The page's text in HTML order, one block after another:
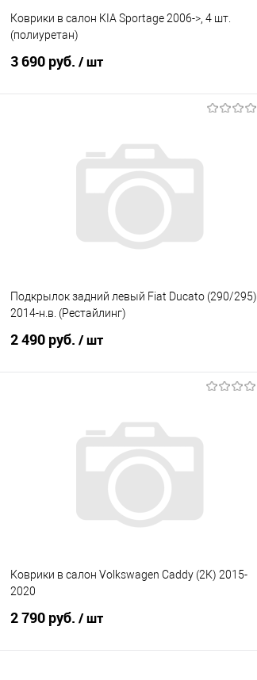
Коврики в салон KIA Sportage 2006->, 4 шт.
(полиуретан)
3 690 руб. / шт
Купить в 1 клик
Сравнение
Под заказ
Подкрылок задний левый Fiat Ducato (290/295)
2014-н.в. (Рестайлинг)
2 490 руб. / шт
Купить в 1 клик
Сравнение
Под заказ
Коврики в салон Volkswagen Caddy (2К) 2015-
2020
2 790 руб. / шт